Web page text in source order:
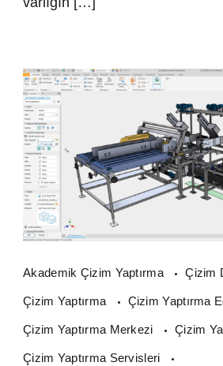
Akademik Çizim Yaptırma Çizim
Çizim Yaptırma Çizim Yaptırma
Çizim Yaptırma Merkezi Çizim
Çizim Yaptırma Servisleri